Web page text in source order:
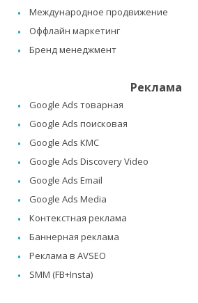
Международное продвижение
Оффлайн маркетинг
Бренд менеджмент
Реклама
Google Ads товарная
Google Ads поисковая
Google Ads КМС
Google Ads Discovery Video
Google Ads Email
Google Ads Media
Контекстная реклама
Баннерная реклама
Реклама в AVSEO
SMM (FB+Insta)